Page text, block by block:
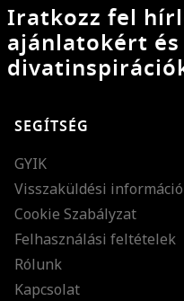
Iratkozz fel
ajánlatokért és
SEGÍTSÉG
GYIK
Visszaküldési információ
Cookie Szabályzat
Felhasználási feltételek
Rólunk
Kapcsolat